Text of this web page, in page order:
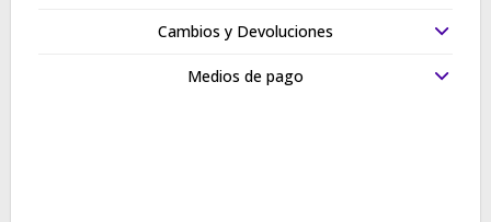
Cambios y Devoluciones
Medios de pago